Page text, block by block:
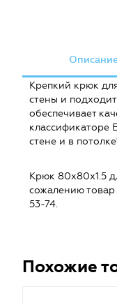
Крепкий крюк
стены и
обеспечивает
классификаторе
стене и в
Крюк 80х80х1.5
сожалению товар
53-74.
Похожие